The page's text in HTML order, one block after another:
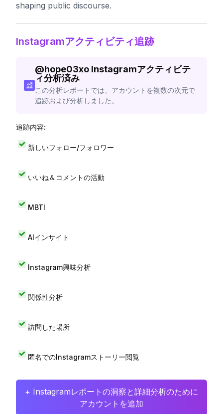
shaping public discourse.
Instagramアクティビティ追跡
@hope03xo Instagramアクティビテ
ィ分析済み
この分析レポートでは、アカウントを複数の次元で
追跡および分析しました。
追跡内容:
新しいフォロー/フォロワー
いいね＆コメントの活動
MBTI
AIインサイト
Instagram興味分析
関係性分析
訪問した場所
匿名でのInstagramストーリー閲覧
+ Instagramレポートの洞察と詳細分析のために
アカウントを追加